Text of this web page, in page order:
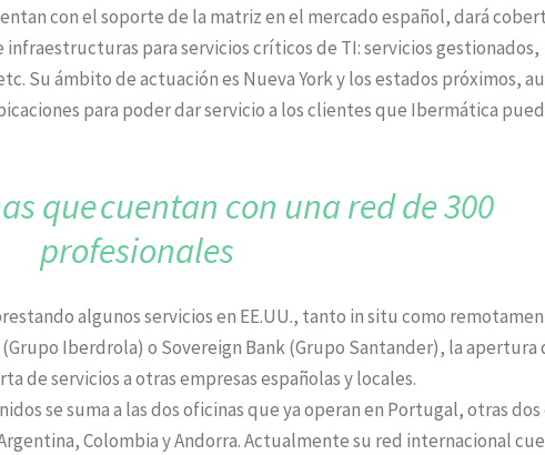
con el soporte de la matriz en el mercado español, dará
infraestructuras para servicios críticos de TI: servicios gestionados,
Su ámbito de actuación es Nueva York y los estados próximos,
para poder dar servicio a los clientes que Ibermática
quecuentan con una redde 300
profesionales
algunos servicios en EE.UU., tanto in situ como
Iberdrola) o Sovereign Bank (Grupo Santander), la apertura
de servicios a otras empresas españolas y locales.
se suma a las dos oficinas que ya operan en Portugal, otras dos
Colombia y Andorra. Actualmente su red internacional